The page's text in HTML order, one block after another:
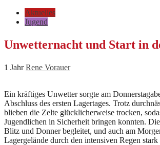
Aktuelles
Jugend
Unwetternacht und Start in
1 JahrRene Vorauer
Ein kräftiges Unwetter sorgte am
Abschluss des ersten Lagertages. Trotz
blieben die Zelte glücklicherweise trocken,
Jugendlichen in Sicherheit bringen konnten.
Blitz und Donner begleitet, und auch am
Lagergelände durch den intensiven Regen